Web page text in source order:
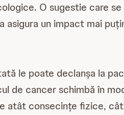
O sugestie care
un impact mai
le poate declanșa la
de cancer schimbă în
atât consecințe fizice,